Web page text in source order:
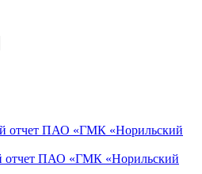
отчет ПАО «ГМК «Норильский
отчет ПАО «ГМК «Норильский